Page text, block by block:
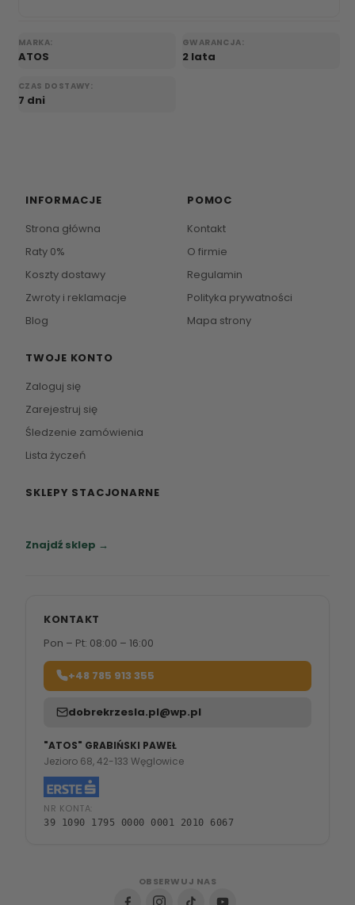
MARKA:
ATOS
GWARANCJA:
2 lata
CZAS DOSTAWY:
7 dni
INFORMACJE
Strona główna
Raty 0%
Koszty dostawy
Zwroty i reklamacje
Blog
POMOC
Kontakt
O firmie
Regulamin
Polityka prywatności
Mapa strony
TWOJE KONTO
Zaloguj się
Zarejestruj się
Śledzenie zamówienia
Lista życzeń
SKLEPY STACJONARNE
Znajdź sklep →
KONTAKT
Pon – Pt: 08:00 – 16:00
+48 785 913 355
dobrekrzesla.pl@wp.pl
"ATOS" GRABIŃSKI PAWEŁ
Jezioro 68, 42-133 Węglowice
NR KONTA:
39 1090 1795 0000 0001 2010 6067
OBSERWUJ NAS